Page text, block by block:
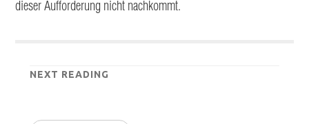
dieser Aufforderung nicht nachkommt.
NEXT READING